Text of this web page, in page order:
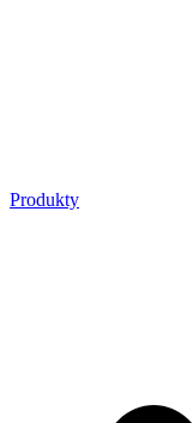
Produkty